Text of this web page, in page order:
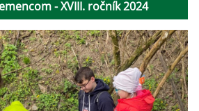
- XVIII. ročník 2024